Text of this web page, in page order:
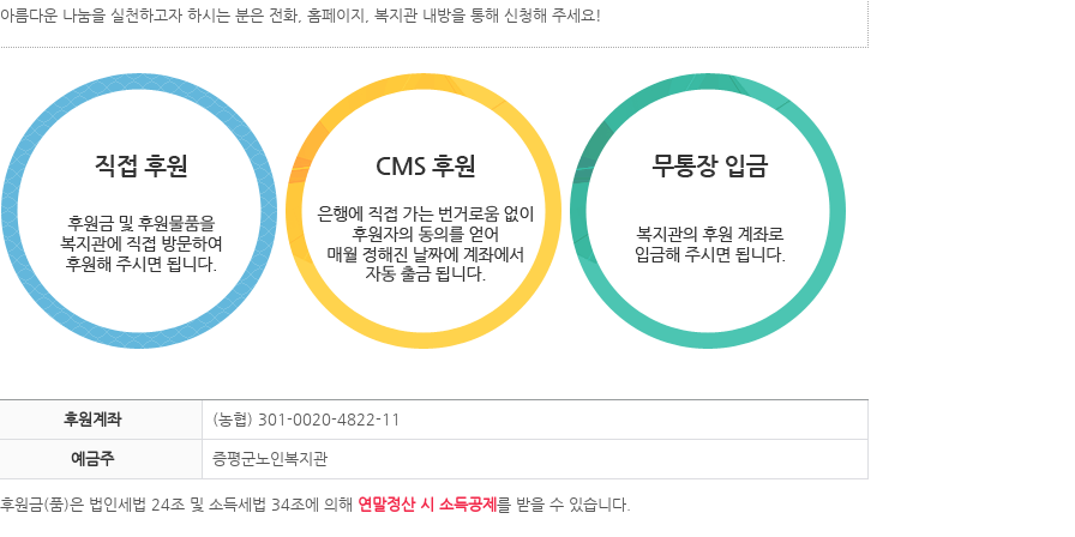
아름다운 나눔을 실천하고자 하시는 분은 전화, 홈페이지, 복지관 내방을 통해 신청해 주세요!
후원계좌 (농협) 301-0020-4822-11
예금주 증평군노인복지관
원금(품)은 법인세법 24조 및 소득세법 34조에 의해 연말정산 시 소득공제 를 받을 수 있습니다.